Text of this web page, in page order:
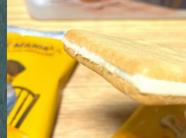
グルメ
日記
釣り